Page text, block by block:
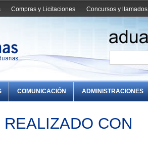
Concursos y llamados
Compras y Licitaciones
COMUNICACIÓN ADMINISTRACIONES
CON